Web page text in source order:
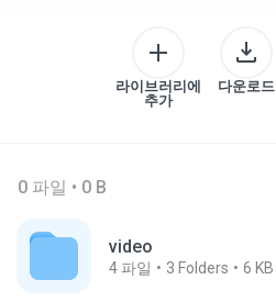
라이브러리에
추가
다운로드
0 파일 • 0 B
video
4 파일 3 Folders 6 KB